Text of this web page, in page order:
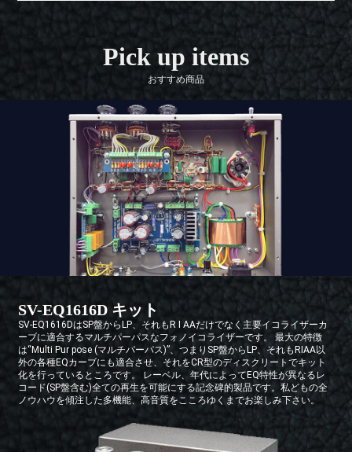
Pick up items
おすすめ商品
SV-EQ1616D キット
SV-EQ1616DはSP盤からLP、それもR I AAだけでなく主要イコライザーカ
ーブに適合するマルチパーパスなフォノイコライザーです。 最大の特徴
は“Multi Pur pose (マルチパーパス)”、つまりSP盤からLP、それもRIAA以
外の各種EQカーブにも適合させ、それをCR型のディスクリートでキット
化を行っているところです。 レーベル、年代によってEQ特性が異なるレ
コード(SP盤含む)全ての再生を可能にする記念碑的製品です。私どもの全
ノウハウを傾注した多機能、高音質をこころゆくまでお楽しみ下さい。